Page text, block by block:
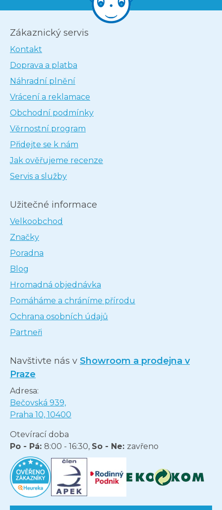
Zákaznický servis
Kontakt
Doprava a platba
Náhradní plnění
Vrácení a reklamace
Obchodní podmínky
Věrnostní program
Přidejte se k nám
Jak ověřujeme recenze
Servis a služby
Užitečné informace
Velkoobchod
Značky
Poradna
Blog
Hromadná objednávka
Pomáháme a chráníme přírodu
Ochrana osobních údajů
Partneři
Navštivte nás v Showroom a prodejna v
Praze
Adresa:
Bečovská 939,
Praha 10, 10400
Otevírací doba
Po - Pá: 8:00 - 16:30, So - Ne: zavřeno